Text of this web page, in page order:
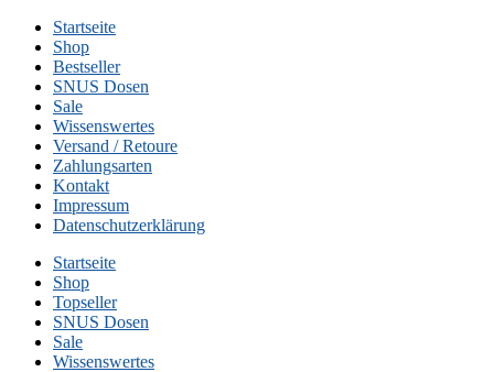
Startseite
Shop
Bestseller
SNUS Dosen
Sale
Wissenswertes
Versand / Retoure
Zahlungsarten
Kontakt
Impressum
Datenschutzerklärung
Startseite
Shop
Topseller
SNUS Dosen
Sale
Wissenswertes